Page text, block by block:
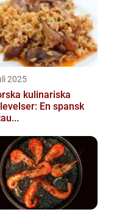
2025
kulinariska
En spansk